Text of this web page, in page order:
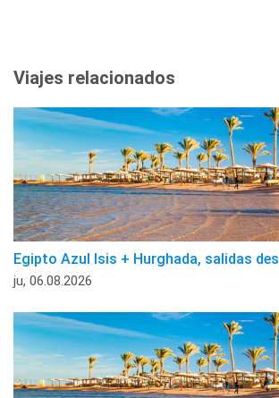
Viajes relacionados
Egipto Azul Isis + Hurghada, salidas
ju, 06.08.2026